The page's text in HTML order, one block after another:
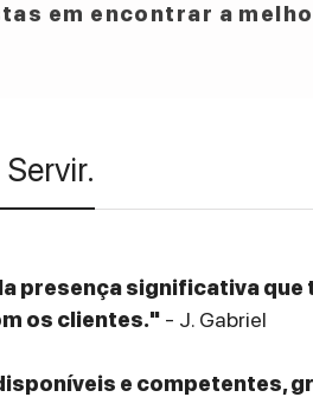
em encontrar a
presença significativa
os clientes." - J. Gabriel
e competentes,